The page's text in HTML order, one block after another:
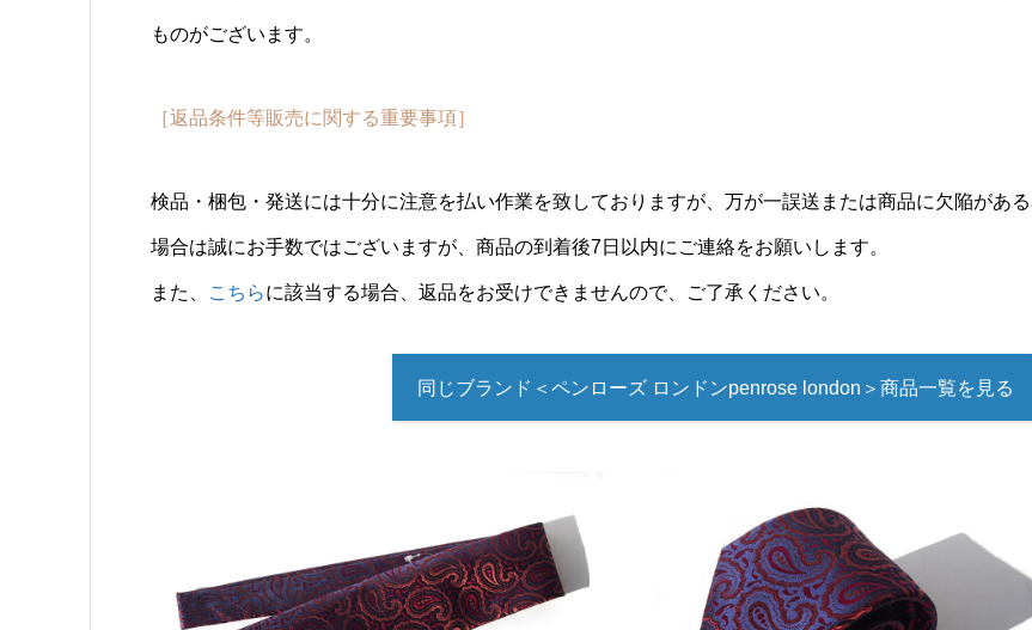
ものがございます。
［返品条件等販売に関する重要事項］
検品・梱包・発送には十分に注意を払い作業を致しておりますが、万が一誤送または商品に欠陥がある
場合は誠にお手数ではございますが、商品の到着後7日以内にご連絡をお願いします。
また、 こちらに該当する場合、返品をお受けできませんので、ご了承ください。
同じブランド＜ペンローズ ロンドンpenrose london＞商品一覧を見る